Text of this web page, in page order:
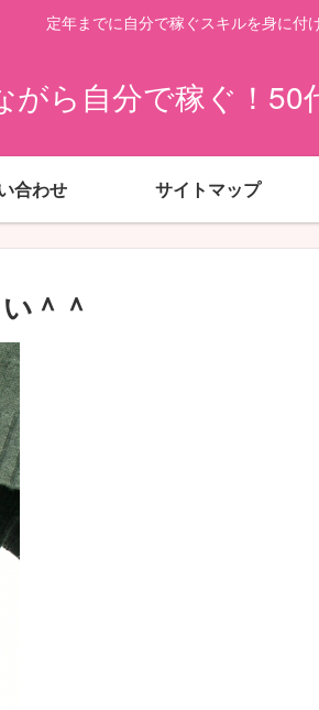
定年までに自分で稼ぐスキルを身に付
がら自分で稼ぐ！50
合わせ サイトマップ
＾＾